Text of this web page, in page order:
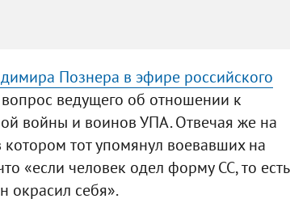
Познера в эфире российского
вопрос ведущего об отношении к
войны и воинов УПА. Отвечая же на
тот упомянул воевавших на
«если человек одел форму СС, то есть
окрасил себя».